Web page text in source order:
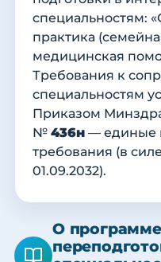
специальностям:
практика
медицинская
Требования к
специальностям
Приказом
№ 436н — единые
требования (в
01.09.2032).
О